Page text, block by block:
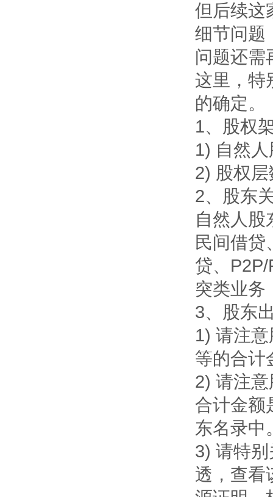
但后续这
细节问题
问题还需
这里，特
的确定。
1、股权
1) 自然
2) 股权
2、股东
自然人股
民间借贷
贷、
突类业务
3、股东
1) 请注
等的合计
2) 请注
合计金额
东名录中
3) 请特
透，查看